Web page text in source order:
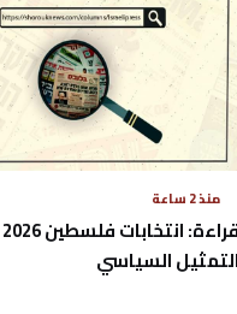
منذ 2 ساعة
التمثيل السياسي